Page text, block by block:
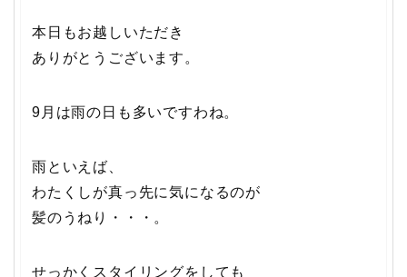
本日もお越しいただき
ありがとうございます。
9月は雨の日も多いですわね。
雨といえば、
わたくしが真っ先に気になるのが
髪のうねり・・・。
せっかくスタイリングをしても